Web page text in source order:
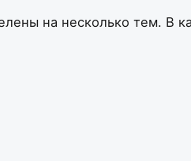
на несколько тем. В